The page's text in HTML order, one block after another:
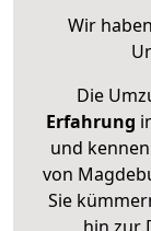
Wir
Die
Erfahrung
und
von
Sie